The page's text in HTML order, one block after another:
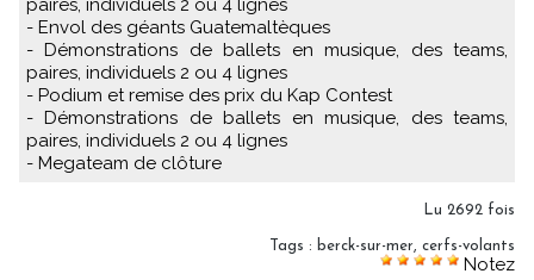
paires, individuels 2 ou 4 lignes
- Envol des géants Guatemaltèques
- Démonstrations de ballets en musique, des teams,
paires, individuels 2 ou 4 lignes
- Podium et remise des prix du Kap Contest
- Démonstrations de ballets en musique, des teams,
paires, individuels 2 ou 4 lignes
- Megateam de clôture
Lu 2692 fois
Tags : berck-sur-mer, cerfs-volants
Notez